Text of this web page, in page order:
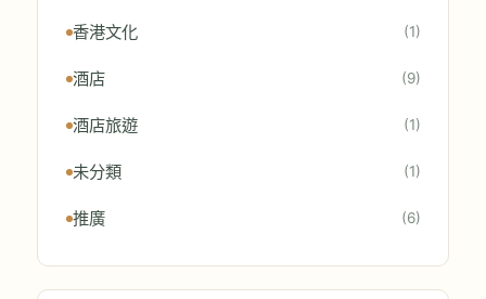
香港文化 (1)
酒店 (9)
酒店旅遊 (1)
未分類 (1)
推廣 (6)